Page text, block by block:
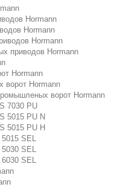
Hormann
Hormann
Hormann
приводов Hormann
Hormann
ворот Hormann
ворот Hormann
7030 PU
5015 PU N
5015 PU H
5015 SEL
5030 SEL
6030 SEL